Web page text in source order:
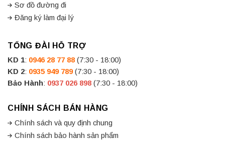
Sơ đồ đường đi
Đăng ký làm đại lý
TỔNG ĐÀI HỖ TRỢ
KD 1: 0946 28 77 88 (7:30 - 18:00)
KD 2: 0935 949 789 (7:30 - 18:00)
Bảo Hành: 0937 026 898 (7:30 - 18:00)
CHÍNH SÁCH BÁN HÀNG
Chính sách và quy định chung
Chính sách bảo hành sản phẩm